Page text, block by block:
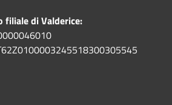
filiale di Valderice: